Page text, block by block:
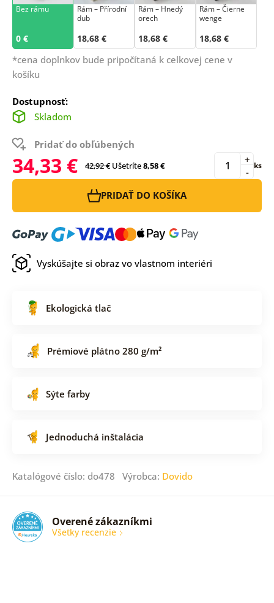
Bez rámu
0 €
Rám –⁠⁠⁠⁠⁠⁠ Přírodní
dub
18,68 €
Rám – Hnedý
orech
18,68 €
Rám – Čierne
wenge
18,68 €
*cena doplnkov bude pripočítaná k celkovej cene v
košíku
Dostupnosť:
Skladom
Pridať do obľúbených
34,33 € 42,92 € Ušetríte8,58 € -
+ ks
PRIDAŤ DO KOŠÍKA
Vyskúšajte si obraz vo vlastnom interiéri
Ekologická tlač
Prémiové plátno 280 g/m²
Sýte farby
Jednoduchá inštalácia
Katalógové číslo: do478 Výrobca: Dovido
Overené zákazníkmi
Všetky recenzie